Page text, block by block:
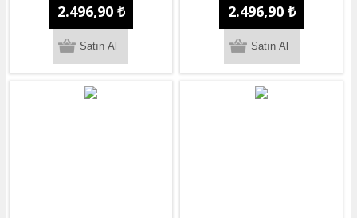
2.496,90 ₺ 2.496,90 ₺